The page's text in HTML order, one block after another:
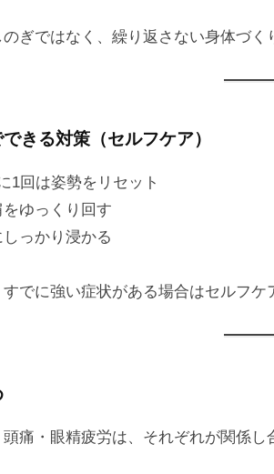
ぎではなく、繰り返さない身体づく
きる対策（セルフケア）
1回は姿勢をリセット
をゆっくり回す
しっかり浸かる
でに強い症状がある場合はセルフケ
痛・眼精疲労は、それぞれが関係し